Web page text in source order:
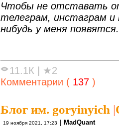
Чтобы не отставать
телеграм, инстаграм и
нибудь у меня появятся.
11.1К | ★2
Комментарии ( 137 )
Блог им. goryinyich |
19 ноября 2021, 17:23 | MadQuant